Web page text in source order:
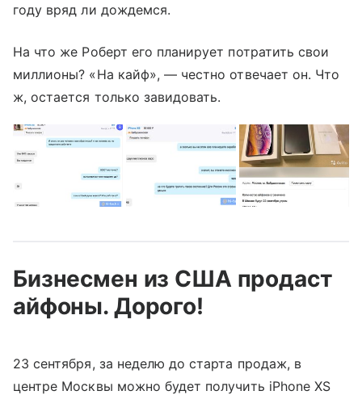
году вряд ли дождемся.
На что же Роберт его планирует потратить свои
миллионы? «На кайф», — честно отвечает он. Что
ж, остается только завидовать.
Бизнесмен из США продаст
айфоны. Дорого!
23 сентября, за неделю до старта продаж, в
центре Москвы можно будет получить iPhone XS